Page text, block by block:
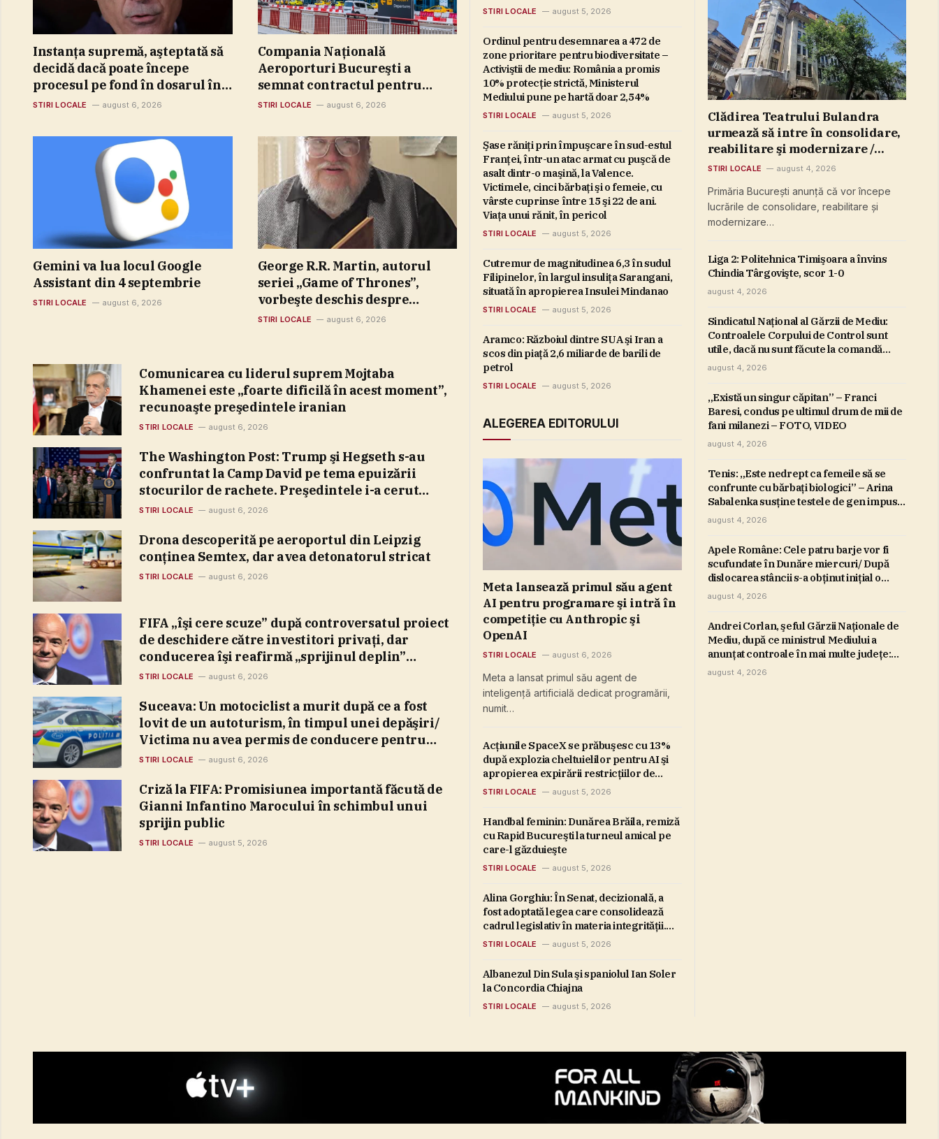
Instanţa supremă, aşteptată să
decidă dacă poate începe
procesul pe fond în dosarul în
care Călin Georgescu, Horaţiu
acuzaţi de lovitură de stat/
Miercuri au fost dezbateri în
cameră preliminară
STIRI LOCALE august 6, 2026
Compania Naţională
Aeroporturi Bucureşti a
semnat contractul pentru
proiectarea şi execuţia
realizat în proximitatea
Aeroportului Internaţional
„Henri Coandă”. Termen de
implementare, decembrie 2027
STIRI LOCALE august 6, 2026
Gemini va lua locul Google
Assistant din 4 septembrie
STIRI LOCALE august 6, 2026
George R.R. Martin, autorul
seriei „Game of Thrones”,
vorbeşte deschis despre
depresie, pe fondul unor noi
distractiv”
STIRI LOCALE august 6, 2026
Comunicarea cu liderul suprem Mojtaba
Khamenei este „foarte dificilă în acest moment”,
recunoaşte preşedintele iranian
STIRI LOCALE august 6, 2026
The Washington Post: Trump şi Hegseth s-au
confruntat la Camp David pe tema epuizării
stocurilor de rachete. Preşedintele i-a cerut
explicaţii şefului Pentagonului
STIRI LOCALE august 6, 2026
Drona descoperită pe aeroportul din Leipzig
conţinea Semtex, dar avea detonatorul stricat
STIRI LOCALE august 6, 2026
FIFA „îşi cere scuze” după controversatul proiect
de deschidere către investitori privaţi, dar
conducerea îşi reafirmă „sprijinul deplin”
acordat preşedintelui Gianni Infantino
STIRI LOCALE august 6, 2026
Suceava: Un motociclist a murit după ce a fost
lovit de un autoturism, în timpul unei depăşiri/
Victima nu avea permis de conducere pentru
motocicletă, iar aceasta era neînmatriculată
STIRI LOCALE august 6, 2026
Criză la FIFA: Promisiunea importantă făcută de
Gianni Infantino Marocului în schimbul unui
sprijin public
STIRI LOCALE august 5, 2026
STIRI LOCALE august 5, 2026
Ordinul pentru desemnarea a 472 de
zone prioritare pentru biodiversitate –
Activiştii de mediu: România a promis
10% protecţie strictă, Ministerul
Mediului pune pe hartă doar 2,54%
STIRI LOCALE august 5, 2026
Şase răniţi prin împuşcare în sud-estul
Franţei, într-un atac armat cu puşcă de
asalt dintr-o maşină, la Valence.
Victimele, cinci bărbaţi şi o femeie, cu
vârste cuprinse între 15 şi 22 de ani.
Viaţa unui rănit, în pericol
STIRI LOCALE august 5, 2026
Cutremur de magnitudinea 6,3 în sudul
Filipinelor, în largul insuliţa Sarangani,
situată în apropierea Insulei Mindanao
STIRI LOCALE august 5, 2026
Aramco: Războiul dintre SUA şi Iran a
scos din piaţă 2,6 miliarde de barili de
petrol
STIRI LOCALE august 5, 2026
ALEGEREA EDITORULUI
Meta lansează primul său agent
AI pentru programare şi intră în
competiţie cu Anthropic şi
OpenAI
STIRI LOCALE august 6, 2026
Meta a lansat primul său agent de
inteligenţă artificială dedicat programării,
numit…
Acţiunile SpaceX se prăbuşesc cu 13%
după explozia cheltuielilor pentru AI şi
apropierea expirării restricţiilor de
vânzare
STIRI LOCALE august 5, 2026
Handbal feminin: Dunărea Brăila, remiză
cu Rapid Bucureşti la turneul amical pe
care-l găzduieşte
STIRI LOCALE august 5, 2026
Alina Gorghiu: În Senat, decizională, a
fost adoptată legea care consolidează
cadrul legislativ în materia integrităţii.
USR a votat ”pentru”. Cine să-i mai
proiectul să treacă prin controlul de
constituţionalitate
STIRI LOCALE august 5, 2026
Albanezul Din Sula şi spaniolul Ian Soler
la Concordia Chiajna
STIRI LOCALE august 5, 2026
Clădirea Teatrului Bulandra
urmează să intre în consolidare,
reabilitare şi modernizare /
Investiţie de peste 98 de
STIRI LOCALE august 4, 2026
Primăria Bucureşti anunţă că vor începe
lucrările de consolidare, reabilitare şi
modernizare…
Liga 2: Politehnica Timişoara a învins
Chindia Târgovişte, scor 1-0
august 4, 2026
Sindicatul Naţional al Gărzii de Mediu:
Controalele Corpului de Control sunt
utile, dacă nu sunt făcute la comandă
politică / Cerem ministrului Mediului să
august 4, 2026
„Există un singur căpitan” – Franci
Baresi, condus pe ultimul drum de mii de
fani milanezi – FOTO, VIDEO
august 4, 2026
Tenis: „Este nedrept ca femeile să se
confrunte cu bărbaţi biologici” – Arina
Sabalenka susţine testele de gen impuse
de WTA
august 4, 2026
Apele Române: Cele patru barje vor fi
scufundate în Dunăre miercuri/ După
dislocarea stâncii s-a obţinut iniţial o
stabilizare, o stopare a scăderii nivelului
centimetri
august 4, 2026
Andrei Corlan, şeful Gărzii Naţionale de
Mediu, după ce ministrul Mediului a
anunţat controale în mai multe judeţe:
Transparenţa GNM este totală în faţa
august 4, 2026